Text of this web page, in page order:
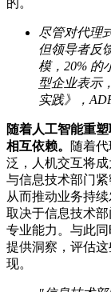
尽管对代理
但领导者反
模，20% 的
型企业表示
实践》，
随着人工智能重
相互依赖。
随着
泛，人机交互将
与信息技术部门
从而推动业务持
取决于信息技术
专业能力。与此
提供洞察，评估
现。